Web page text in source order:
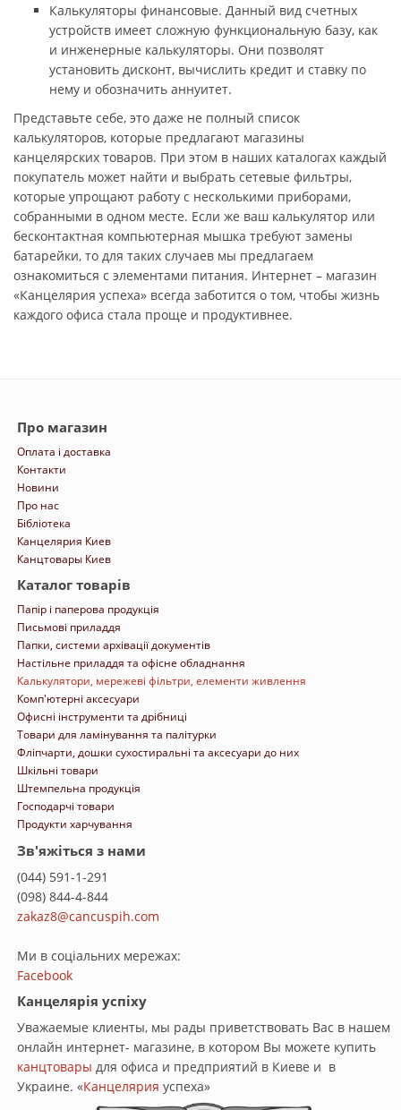
Калькуляторы финансовые. Данный вид счетных
устройств имеет сложную функциональную базу, как
и инженерные калькуляторы. Они позволят
установить дисконт, вычислить кредит и ставку по
нему и обозначить аннуитет.
Представьте себе, это даже не полный список
калькуляторов, которые предлагают магазины
канцелярских товаров. При этом в наших каталогах каждый
покупатель может найти и выбрать сетевые фильтры,
которые упрощают работу с несколькими приборами,
собранными в одном месте. Если же ваш калькулятор или
бесконтактная компьютерная мышка требуют замены
батарейки, то для таких случаев мы предлагаем
ознакомиться с элементами питания. Интернет – магазин
«Канцелярия успеха» всегда заботится о том, чтобы жизнь
каждого офиса стала проще и продуктивнее.
Про магазин
Оплата і доставка
Контакти
Новини
Про нас
Бібліотека
Канцелярия Киев
Канцтовары Киев
Каталог товарів
Папір і паперова продукція
Письмові приладдя
Папки, системи архівації документів
Настільне приладдя та офісне обладнання
Калькулятори, мережеві фільтри, елементи живлення
Комп'ютерні аксесуари
Офисні інструменти та дрібниці
Товари для ламінування та палітурки
Фліпчарти, дошки сухостиральні та аксесуари до них
Шкільні товари
Штемпельна продукція
Господарчі товари
Продукти харчування
Зв'яжіться з нами
(044) 591-1-291
(098) 844-4-844
zakaz8@cancuspih.com
Ми в соціальних мережах:
Facebook
Канцелярія успіху
Уважаемые клиенты, мы рады приветствовать Вас в нашем
онлайн интернет- магазине, в котором Вы можете купить
канцтовары для офиса и предприятий в Киеве и в
Украине. «Канцелярия успеха»